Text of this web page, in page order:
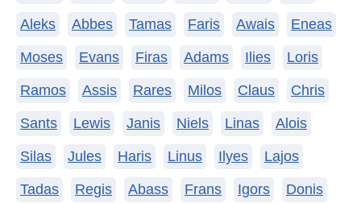
Aleks Abbes Tamas Faris Awais Eneas
Moses Evans Firas Adams Ilies Loris
Ramos Assis Rares Milos Claus Chris
Sants Lewis Janis Niels Linas Alois
Silas Jules Haris Linus Ilyes Lajos
Tadas Regis Abass Frans Igors Donis